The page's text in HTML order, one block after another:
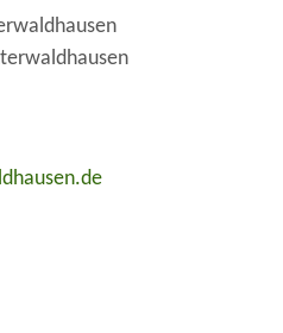
ldh s n d